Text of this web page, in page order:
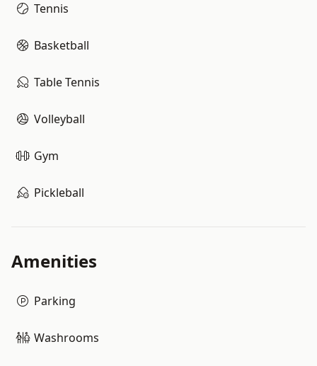
Tennis
Basketball
Table Tennis
Volleyball
Gym
Pickleball
Amenities
Parking
Washrooms